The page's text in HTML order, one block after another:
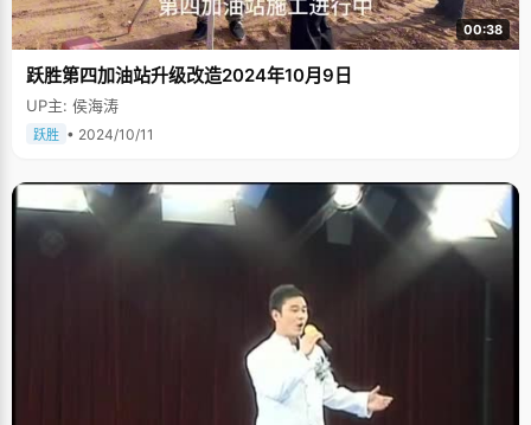
00:38
跃胜第四加油站升级改造2024年10月9日
UP主: 侯海涛
跃胜 • 2024/10/11